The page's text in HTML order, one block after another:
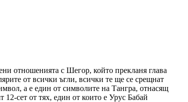
отношенията с Шегор, който прекланя глава
от всички ъгли, всички те ще се срещнат
а е един от символите на Тангра, отнасящ
12-сет от тях, един от които е Урус Бабай